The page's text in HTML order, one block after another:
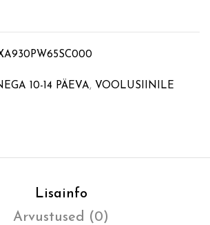
10-14 PÄEVA, VOOLUSIINILE
Lisainfo
Arvustused (0)